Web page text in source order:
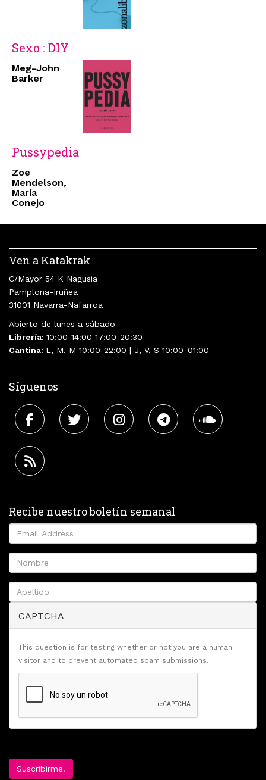
Sexo : DIY
Meg-John
Barker
Pussypedia
Zoe
Mendelson,
María
Conejo
Ven a Katakrak
C/Mayor 54 K Nagusia
Pamplona-Iruñea
31001 Navarra-Nafarroa
Abierto de lunes a sábado
Librería: 10:00-14:00 17:00-20:30
Cantina: L, M, M 10:00-22:00 | J, V, S 10:00-01:00
Síguenos
Recibe nuestro boletín semanal
CAPTCHA
This question is for testing whether or not you are a human
visitor and to prevent automated spam submissions.
Suscribirme!